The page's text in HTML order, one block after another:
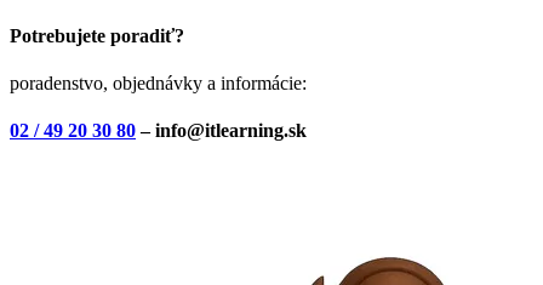
Potrebujete poradiť?
poradenstvo, objednávky a informácie:
02 / 49 20 30 80– info@itlearning.sk